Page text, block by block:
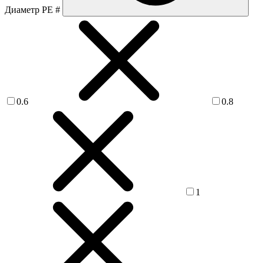
Диаметр PE #
0.6 0.8
1